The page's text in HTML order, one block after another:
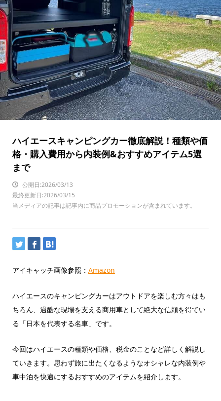
ハイエースキャンピングカー徹底解説！種類や価
格・購入費用から内装例&おすすめアイテム5選
まで
公開日:2026/03/13
最終更新日:2026/03/15
当メディアの記事は記事内に商品プロモーションが含まれています。
アイキャッチ画像参照： Amazon
ハイエースのキャンピングカーはアウトドアを楽しむ方々はも
ちろん、過酷な現場を支える商用車として絶大な信頼を得てい
る「日本を代表する名車」です。
今回はハイエースの種類や価格、税金のことなど詳しく解説し
ていきます。思わず旅に出たくなるようなオシャレな内装例や
車中泊を快適にするおすすめのアイテムを紹介します。